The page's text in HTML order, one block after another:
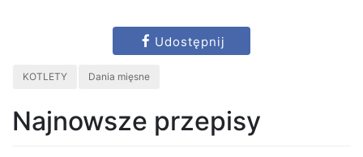
Udostępnij
KOTLETY Dania mięsne
Najnowsze przepisy